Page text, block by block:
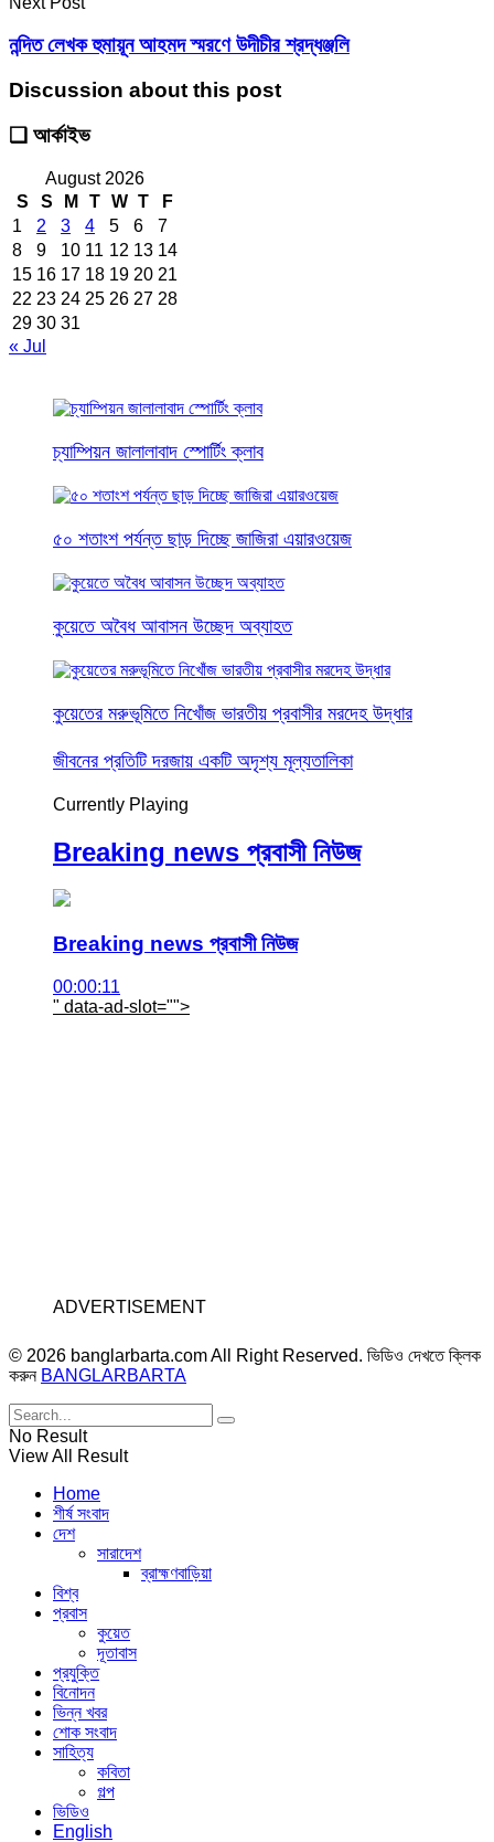
নন্দিত লেখক হুমায়ূন আহমদ স্মরণে উদীচীর শ্রদ্ধঞ্জলি
Discussion about this post
❑ আর্কাইভ
August 2026
S
S M T W T
F
1
2 3 4 5 6
7
8
9 10 11 12 13 14
15 16 17 18 19 20 21
22 23 24 25 26 27 28
29 30 31
« Jul
চ্যাম্পিয়ন জালালাবাদ স্পোর্টিং ক্লাব
৫০ শতাংশ পর্যন্ত ছাড় দিচ্ছে জাজিরা এয়ারওয়েজ
কুয়েতে অবৈধ আবাসন উচ্ছেদ অব্যাহত
কুয়েতের মরুভূমিতে নিখোঁজ ভারতীয় প্রবাসীর মরদেহ উদ্ধার
জীবনের প্রতিটি দরজায় একটি অদৃশ্য মূল্যতালিকা
Currently Playing
Breaking news প্রবাসী নিউজ
Breaking news প্রবাসী নিউজ
00:00:11
" data-ad-slot="">
ADVERTISEMENT
© 2026 banglarbarta.com All Right Reserved. ভিডিও দেখতে ক্লিক
করুন BANGLARBARTA
No Result
View All Result
Home
শীর্ষ সংবাদ
দেশ
সারাদেশ
ব্রাহ্মণবাড়িয়া
বিশ্ব
প্রবাস
কুয়েত
দূতাবাস
প্রযুক্তি
বিনোদন
ভিন্ন খবর
শোক সংবাদ
সাহিত্য
কবিতা
গল্প
ভিডিও
English